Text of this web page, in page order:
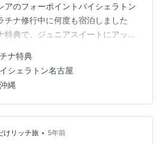
アのフォーポイントバイシェラトン
チナ修行中に何度も宿泊しました
特典で、ジュニアスイートにアップ
ングベッドの後ろには、長〜いテー
で20%オフなので、ホテルのレスト
ます♪ ビールとカクテルで乾杯🥂
ムたっぷりのシーザーサラダ🥗
プスもシェアして、これだけでお
もリ…
ナ特典
シェラトン名古屋
縄
けリッチ旅 • 5年前